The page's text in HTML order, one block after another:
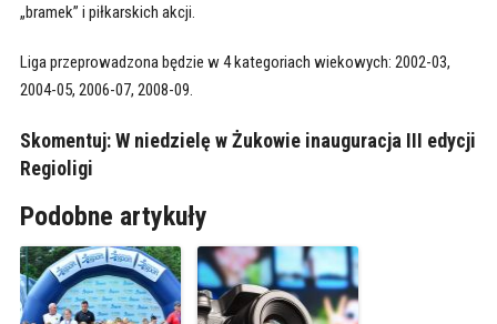
„bramek” i piłkarskich akcji.
Liga przeprowadzona będzie w 4 kategoriach wiekowych: 2002-03,
2004-05, 2006-07, 2008-09.
Skomentuj:W niedzielę w Żukowie inauguracja III edycji
Regioligi
Podobne artykuły